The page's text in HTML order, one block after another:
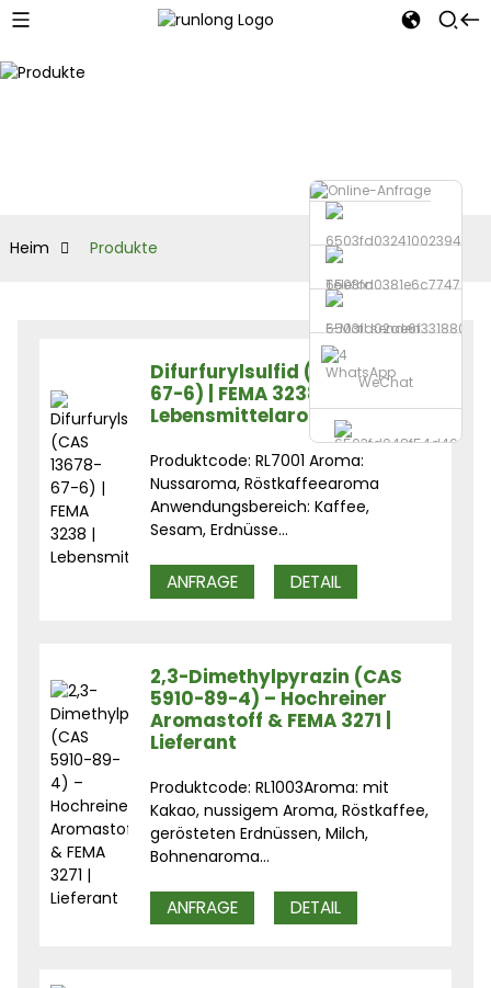
Telefon
E-Mail senden
WhatsApp
WeChat
Heim Produkte
Difurfurylsulfid (CAS 13678-
67-6) | FEMA 3238 |
Lebensmittelaroma
Produktcode: RL7001 Aroma:
Nussaroma, Röstkaffeearoma
Anwendungsbereich: Kaffee,
Sesam, Erdnüsse...
ANFRAGE DETAIL
2,3-Dimethylpyrazin (CAS
5910-89-4) – Hochreiner
Aromastoff & FEMA 3271 |
Lieferant
Produktcode: RL1003Aroma: mit
Kakao, nussigem Aroma, Röstkaffee,
gerösteten Erdnüssen, Milch,
Bohnenaroma...
ANFRAGE DETAIL